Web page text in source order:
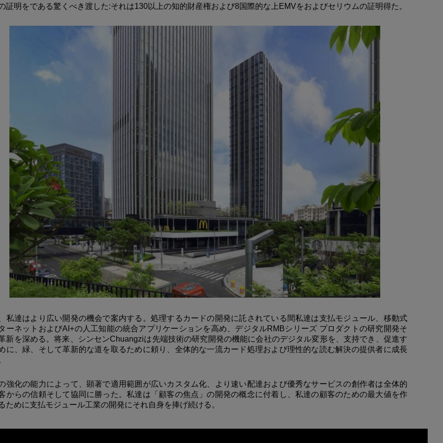
証明をである驚くべき渡した:それは130以上の知的財産権および8国際的な上EMVをおよびセリウムの証明得た。
私達はより広い開発の機会で案内する。処理するカードの開発に託されている間私達は支払モジュール、移動式
ーネットおよびAI+の人工知能の統合アプリケーションを高め、デジタルRMBシリーズ プロダクトの研究開発そ
新を深める。将来、シンセンChuangziは先端技術の研究開発の機能に会社のデジタル変形を、支持でき、促進す
に、緑、そして革新的な道を取るために頼り、全体的な一流カード処理および理性的な読む解決の提供者に成長
強化の能力によって、顕著で適用範囲が広いカスタム化、より速い配達および優秀なサービスの創作者は全体的
からの信頼そして協同に勝った。私達は「顧客の焦点」の開発の概念に付着し、私達の顧客のための最大値を作
ために支払モジュール工業の開発にそれ自身を捧げ続ける。